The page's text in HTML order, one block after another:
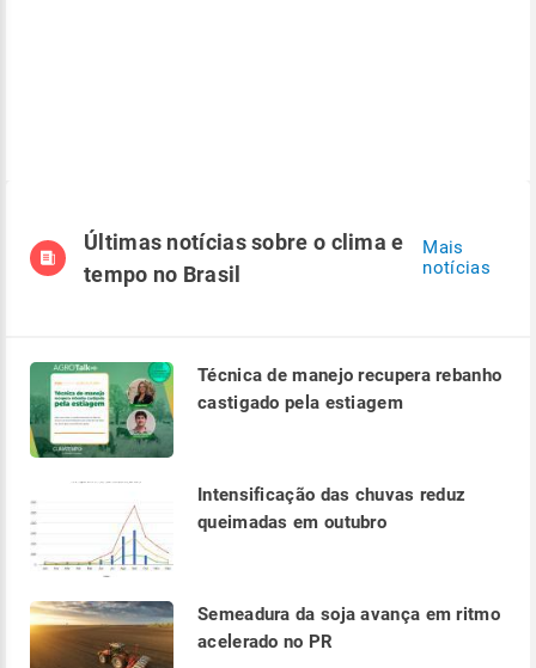
Últimas notícias sobre o clima e
tempo no Brasil
Mais
notícias
Técnica de manejo recupera rebanho
castigado pela estiagem
Intensificação das chuvas reduz
queimadas em outubro
Semeadura da soja avança em ritmo
acelerado no PR